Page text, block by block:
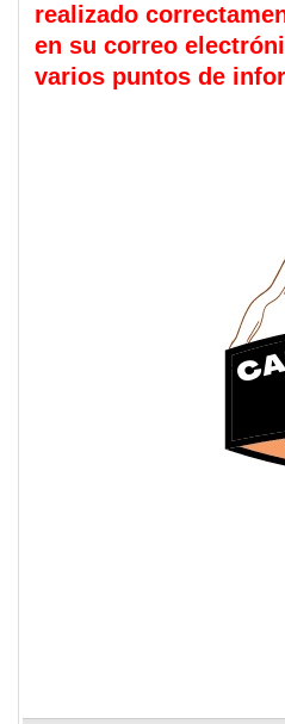
realizado
en su correo
varios puntos de